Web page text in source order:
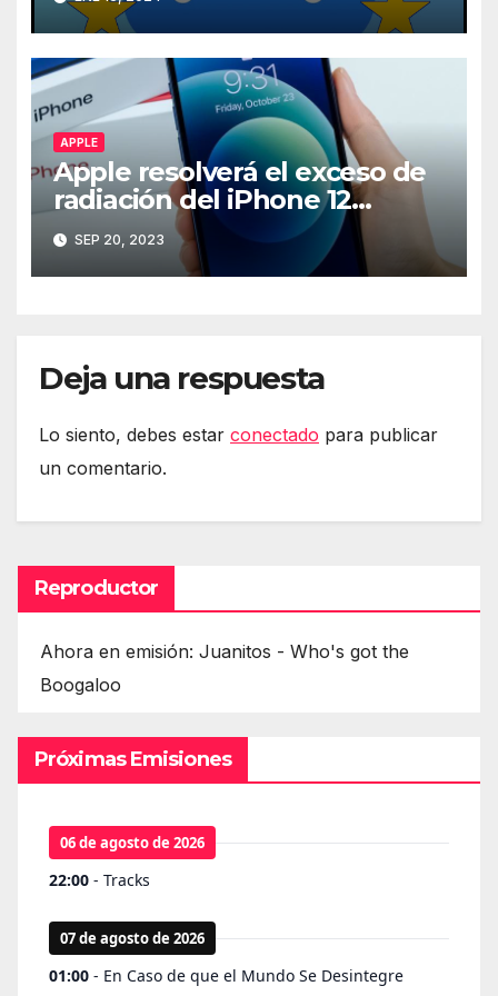
APPLE
Apple resolverá el exceso de
radiación del iPhone 12
mediante software
SEP 20, 2023
Deja una respuesta
Lo siento, debes estar conectado para publicar
un comentario.
Reproductor
Ahora en emisión: Juanitos - Who's got the
Boogaloo
Próximas Emisiones